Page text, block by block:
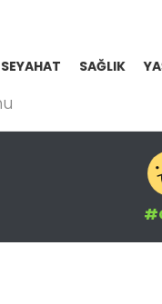
SEYAHAT SAĞLIK